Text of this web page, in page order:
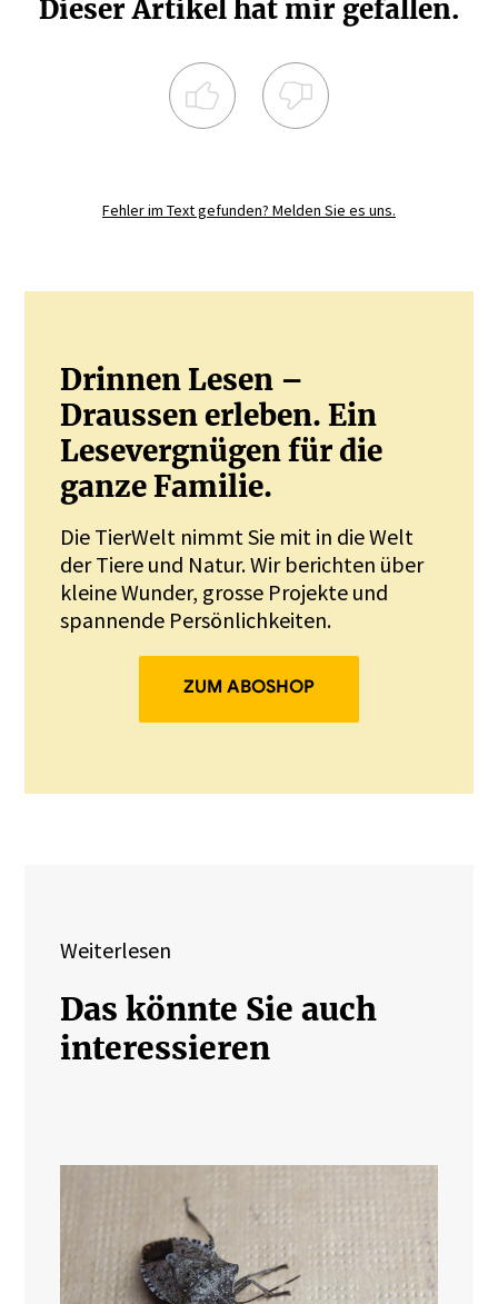
Dieser Artikel hat mir gefallen.
Fehler im Text gefunden? Melden Sie es uns.
Drinnen Lesen –
Draussen erleben. Ein
Lesevergnügen für die
ganze Familie.
Die TierWelt nimmt Sie mit in die Welt
der Tiere und Natur. Wir berichten über
kleine Wunder, grosse Projekte und
spannende Persönlichkeiten.
ZUM ABOSHOP
Weiterlesen
Das könnte Sie auch
interessieren